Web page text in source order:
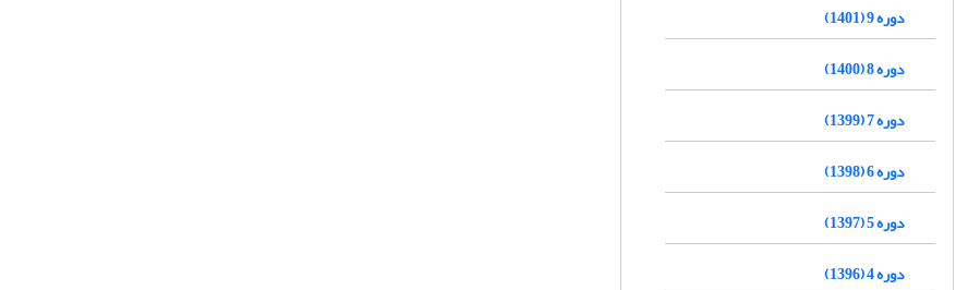
دوره 9 (1401)
دوره 8 (1400)
دوره 7 (1399)
دوره 6 (1398)
دوره 5 (1397)
دوره 4 (1396)